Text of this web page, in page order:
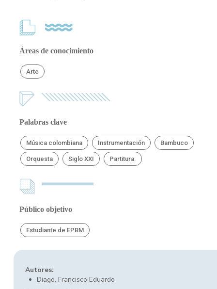
Áreas de conocimiento
Arte
Palabras clave
Música colombiana Instrumentación Bambuco
Orquesta Siglo XXI Partitura.
Público objetivo
Estudiante de EPBM
Autores:
Diago, Francisco Eduardo